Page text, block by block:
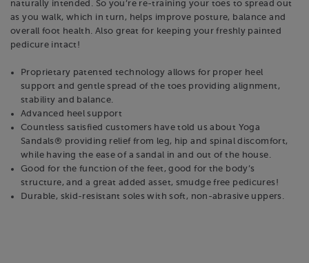
naturally intended. So you’re re-training your toes to spread out
as you walk, which in turn, helps improve posture, balance and
overall foot health. Also great for keeping your freshly painted
pedicure intact!
Proprietary patented technology allows for proper heel
support and gentle spread of the toes providing alignment,
stability and balance.
Advanced heel support
Countless satisfied customers have told us about Yoga
Sandals® providing relief from leg, hip and spinal discomfort,
while having the ease of a sandal in and out of the house.
Good for the function of the feet, good for the body’s
structure, and a great added asset, smudge free pedicures!
Durable, skid-resistant soles with soft, non-abrasive uppers.